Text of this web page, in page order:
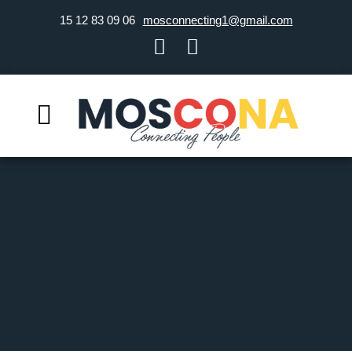
mosconnecting1@gmail.com
06 09 83 12 15